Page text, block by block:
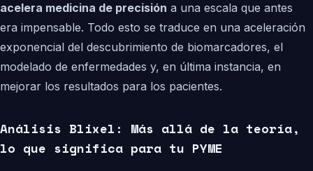
acelera medicina de precisión a una escala que antes
era impensable. Todo esto se traduce en una aceleración
exponencial del descubrimiento de biomarcadores, el
modelado de enfermedades y, en última instancia, en
mejorar los resultados para los pacientes.
Análisis Blixel: Más allá de la teoría,
lo que significa para tu PYME